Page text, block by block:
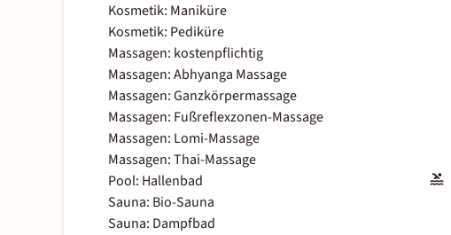
Kosmetik: Maniküre
Kosmetik: Pediküre
Massagen: kostenpflichtig
Massagen: Abhyanga Massage
Massagen: Ganzkörpermassage
Massagen: Fußreflexzonen-Massage
Massagen: Lomi-Massage
Massagen: Thai-Massage
Pool: Hallenbad
Sauna: Bio-Sauna
Sauna: Dampfbad